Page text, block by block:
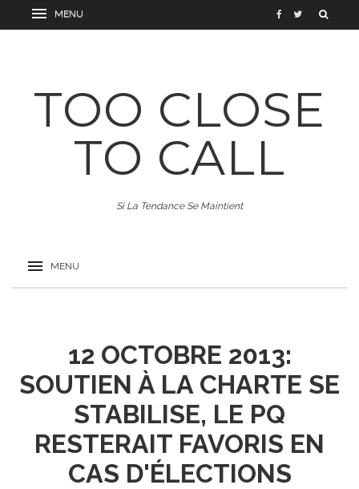
TOO CLOSE
TO CALL
Si La Tendance Se Maintient
12 OCTOBRE 2013:
SOUTIEN À LA CHARTE SE
STABILISE, LE PQ
RESTERAIT FAVORIS EN
CAS D'ÉLECTIONS